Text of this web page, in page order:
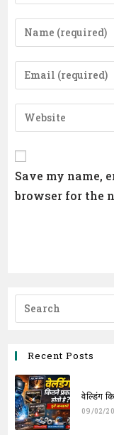
Enter
your
name
or
comment
Enter
your
email
address
Enter
your
URL
(optional)
Save my name,
browser for the
Recent Posts
वेल्डिंग
09/02/